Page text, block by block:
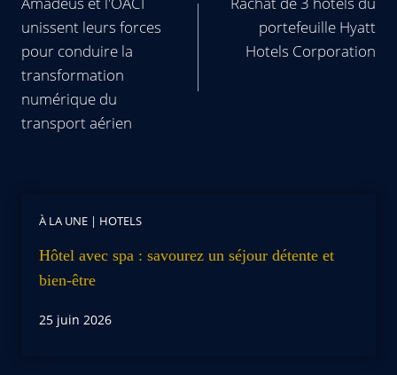
unissent leurs forces
pour conduire la
transformation
numérique du
transport aérien
portefeuille Hyatt
Hotels Corporation
À LA UNE | HOTELS
Hôtel avec spa : savourez un séjour détente et
bien-être
25 juin 2026